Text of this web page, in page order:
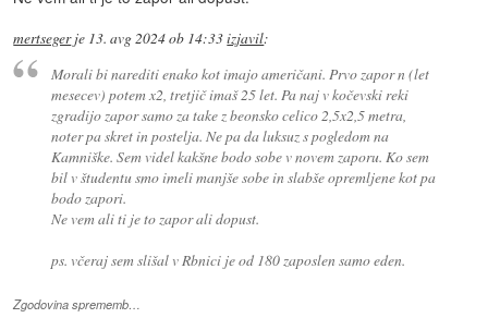
mertsegerje 13. avg 2024 ob 14:33izjavil:
Morali bi narediti enako kot imajo američani. Prvo zapor n (let
mesecev) potem x2, tretjič imaš 25 let. Pa naj v kočevski reki
zgradijo zapor samo za take z beonsko celico 2,5x2,5 metra,
noter pa skret in postelja. Ne pa da luksuz s pogledom na
Kamniške. Sem videl kakšne bodo sobe v novem zaporu. Ko sem
bil v študentu smo imeli manjše sobe in slabše opremljene kot pa
bodo zapori.
Ne vem ali ti je to zapor ali dopust.
ps. včeraj sem slišal v Rbnici je od 180 zaposlen samo eden.
Zgodovina sprememb…